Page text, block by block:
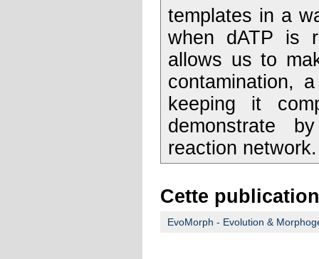
templates in a
when dATP is
allows us to
contamination,
keeping it
demonstrate
reaction network.
Cette
EvoMorph - Evolution &